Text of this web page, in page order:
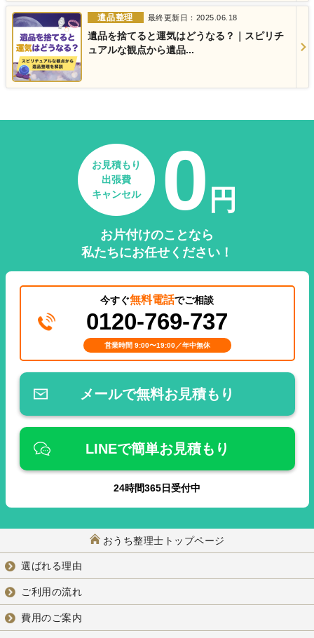
遺品整理 最終更新日：2025.06.18
遺品を捨てると運気はどうなる？｜スピリチ
ュアルな観点から遺品...
お見積もり
出張費
キャンセル
0 円
お片付けのことなら
私たちにお任せください！
今すぐ無料電話でご相談
0120-769-737
営業時間 9:00〜19:00／年中無休
メールで無料お見積もり
LINEで簡単お見積もり
24時間365日受付中
おうち整理士トップページ
選ばれる理由
ご利用の流れ
費用のご案内